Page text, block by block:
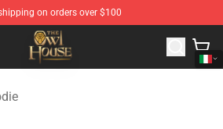
on orders over $100
- Official The Owl House